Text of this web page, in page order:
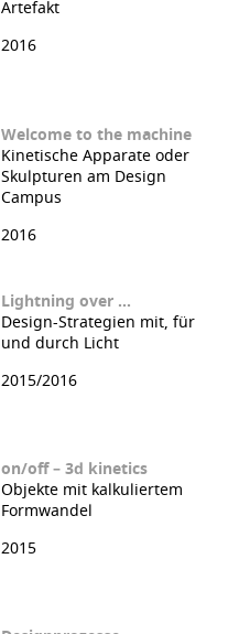
Artefakt
2016
Welcome to the machine
Kinetische Apparate oder
Skulpturen am Design
Campus
2016
Lightning over …
Design-Strategien mit, für
und durch Licht
2015/2016
on/off – 3d kinetics
Objekte mit kalkuliertem
Formwandel
2015